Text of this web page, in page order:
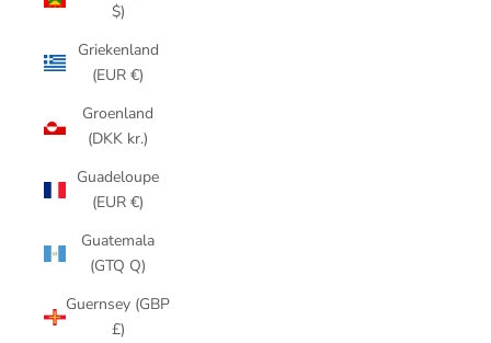
$)
Griekenland
(EUR €)
Groenland
(DKK kr.)
Guadeloupe
(EUR €)
Guatemala
(GTQ Q)
Guernsey (GBP
£)